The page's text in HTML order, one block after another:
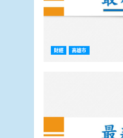
財經 高雄市